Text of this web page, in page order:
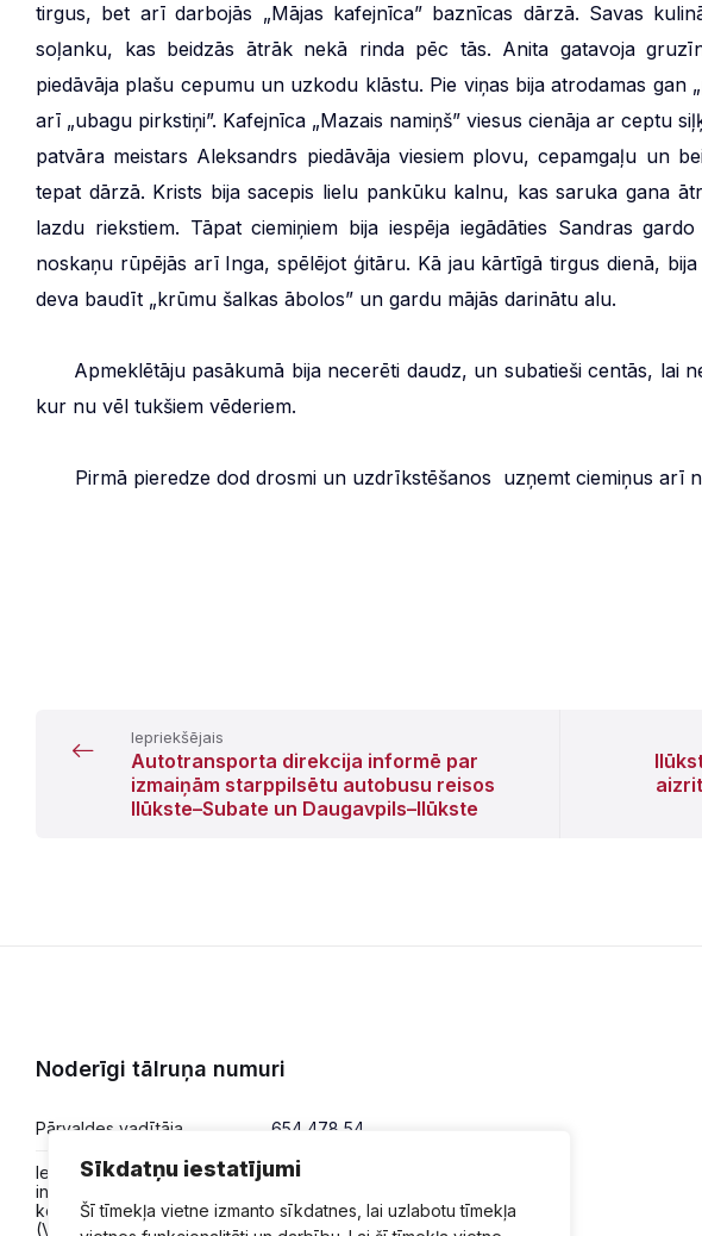
Sīkdatņu iestatījumi
Šī tīmekļa vietne izmanto sīkdatnes, lai uzlabotu tīmekļa
tirgus, bet arī darbojās „Mājas kafejnīca” baznīcas dārzā. Savas
soļanku, kas beidzās ātrāk nekā rinda pēc tās. Anita gatavoja
piedāvāja plašu cepumu un uzkodu klāstu. Pie viņas bija atrodamas gan
arī „ubagu pirkstiņi”. Kafejnīca „Mazais namiņš” viesus cienāja ar ceptu
patvāra meistars Aleksandrs piedāvāja viesiem plovu, cepamgaļu un
tepat dārzā. Krists bija sacepis lielu pankūku kalnu, kas saruka gana
lazdu riekstiem. Tāpat ciemiņiem bija iespēja iegādāties Sandras
noskaņu rūpējās arī Inga, spēlējot ģitāru. Kā jau kārtīgā tirgus dienā,
deva baudīt „krūmu šalkas ābolos” un gardu mājās darinātu alu.
Apmeklētāju pasākumā bija necerēti daudz, un subatieši centās, lai
kur nu vēl tukšiem vēderiem.
Pirmā pieredze dod drosmi un uzdrīkstēšanos uzņemt ciemiņus arī
Iepriekšējais
Autotransporta direkcija informē par
izmaiņām starppilsētu autobusu reisos
Ilūkste–Subate un Daugavpils–Ilūkste
Noderīgi tālruņa numuri
Pārvaldes vadītāja 654 478 54
Iesniegumi,
informācija,
konsultācijas
(VPVKAC)
654 478 50